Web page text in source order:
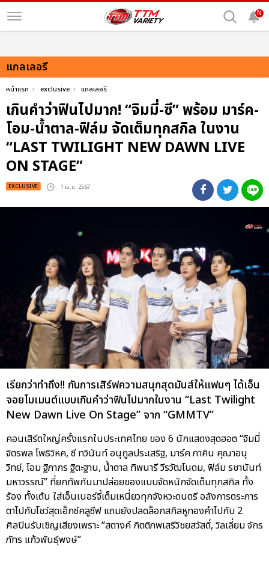
N
แกลเลอรี
หน้าแรก exclusive แกลเลอรี
เกินคำว่าฟินไปมาก! “จิมมี่-ซี” พร้อม มาร์ค-
โอม-น้ำตาล-ฟิล์ม จัดเต็มทุกสกิล ในงาน
“LAST TWILIGHT NEW DAWN LIVE
ON STAGE”
EXCLUSIVE : 1 เม.ย. 2567
เรียกว่าทำถึง!! กับการเสิร์ฟความสนุกสุดมันส์ให้แฟนๆ ได้เอ็น
จอยโมเมนต์แบบเกินคำว่าฟินไปมากในงาน “Last Twilight
New Dawn Live On Stage” จาก “GMMTV”
คอนเสิร์ตใหญ่ครั้งแรกในประเทศไทย ของ 6 นักแสดงสุดฮอต “จิมมี่
จิตรพล โพธิวิหค, ซี ทวินันท์ อนุกูลประเสริฐ, มาร์ค ภาคิน คุณาอนุ
วิทย์, โอม ฐิภากร ฐิตะฐาน, น้ำตาล ทิพนารี วีรวัฒโนดม, ฟิล์ม รชานันท์
มหาวรรณ์” ที่ยกทัพกันมาปล่อยของแบบจัดหนักจัดเต็มทุกสกิล ทั้ง
ร้อง ทั้งเต้น ใส่เอ็นเนอร์จี้เต็มเหนี่ยวทุกจังหวะดนตรี อลังการตระการ
ตาไปกับโชว์สุดเอ็กซ์คลูซีฟ แถมยังปลดล็อกสกิลหูทองคำไปกับ 2
ศิลปินรับเชิญเสียงเพราะ “สตางค์ กิตติภพเสรีวิชยสวัสดิ์, วิลเลี่ยม จักร
ภัทร แก้วพันธุ์พงษ์”